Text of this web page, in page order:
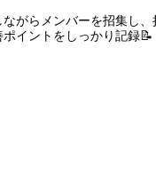
がらメンバーを招集し、
イントをしっかり記録📝